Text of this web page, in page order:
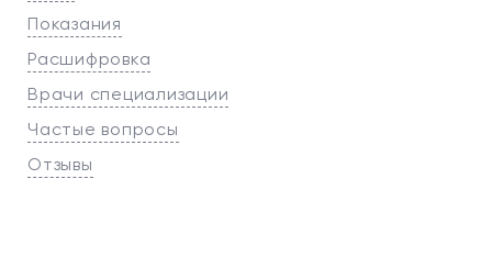
Показания
Расшифровка
Врачи специализации
Частые вопросы
Отзывы